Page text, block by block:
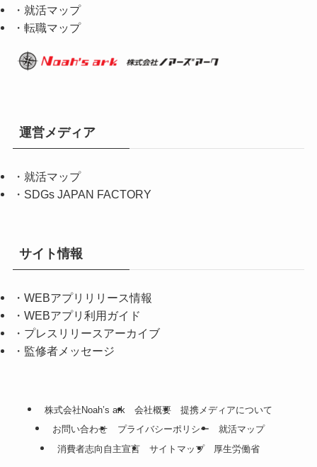
・就活マップ
・転職マップ
運営メディア
・ 就活マップ
・ SDGs JAPAN FACTORY
サイト情報
・ WEBアプリリリース情報
・ WEBアプリ利用ガイド
・ プレスリリースアーカイブ
・ 監修者メッセージ
株式会社Noah’s ark 会社概要
提携メディアについて
お問い合わせ
プライバシーポリシー
就活マップ
消費者志向自主宣言
サイトマップ 厚生労働省